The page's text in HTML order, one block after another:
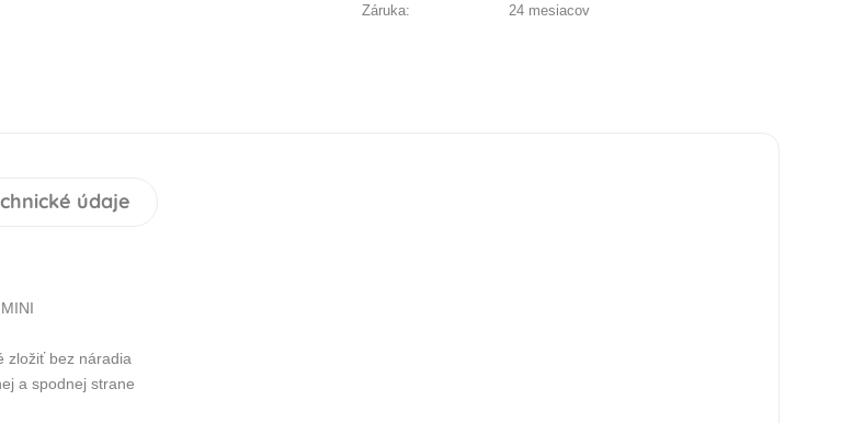
Záruka:
24 mesiacov
údaje
zložiť bez náradia
a spodnej strane